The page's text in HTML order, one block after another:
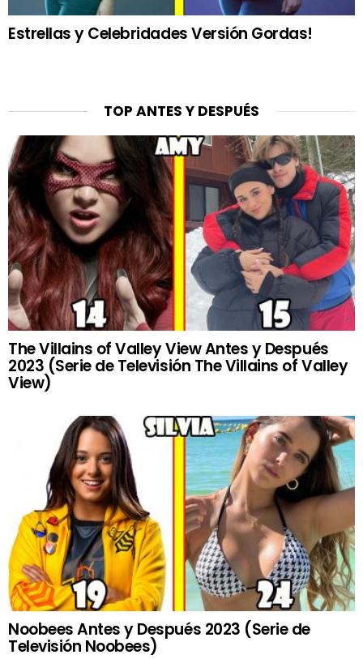
Estrellas y Celebridades Versión Gordas!
TOP ANTES Y DESPUÉS
The Villains of Valley View Antes y Después
2023 (Serie de Televisión The Villains of Valley
View)
Noobees Antes y Después 2023 (Serie de
Televisión Noobees)